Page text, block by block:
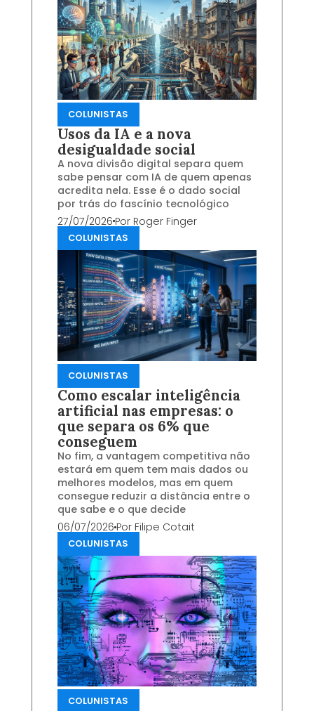
COLUNISTAS
Usos da IA e a nova
desigualdade social
A nova divisão digital separa quem
sabe pensar com IA de quem apenas
acredita nela. Esse é o dado social
por trás do fascínio tecnológico
27/07/2026Por Roger Finger
COLUNISTAS
COLUNISTAS
Como escalar inteligência
artificial nas empresas: o
que separa os 6% que
conseguem
No fim, a vantagem competitiva não
estará em quem tem mais dados ou
melhores modelos, mas em quem
consegue reduzir a distância entre o
que sabe e o que decide
06/07/2026Por Filipe Cotait
COLUNISTAS
COLUNISTAS